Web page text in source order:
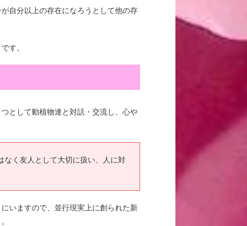
自分以上の存在になろうとして他の存
す。
として動植物達と対話・ 交流し、 心や
なく友人として大切に扱い、人に対
いますので、並行現実上に創られた新